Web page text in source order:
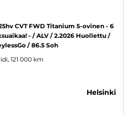
CVT FWD Titanium 5-ovinen - 6
- / ALV / 2.2026 Huollettu /
/ 86.5 Soh
121 000 km
helsinki